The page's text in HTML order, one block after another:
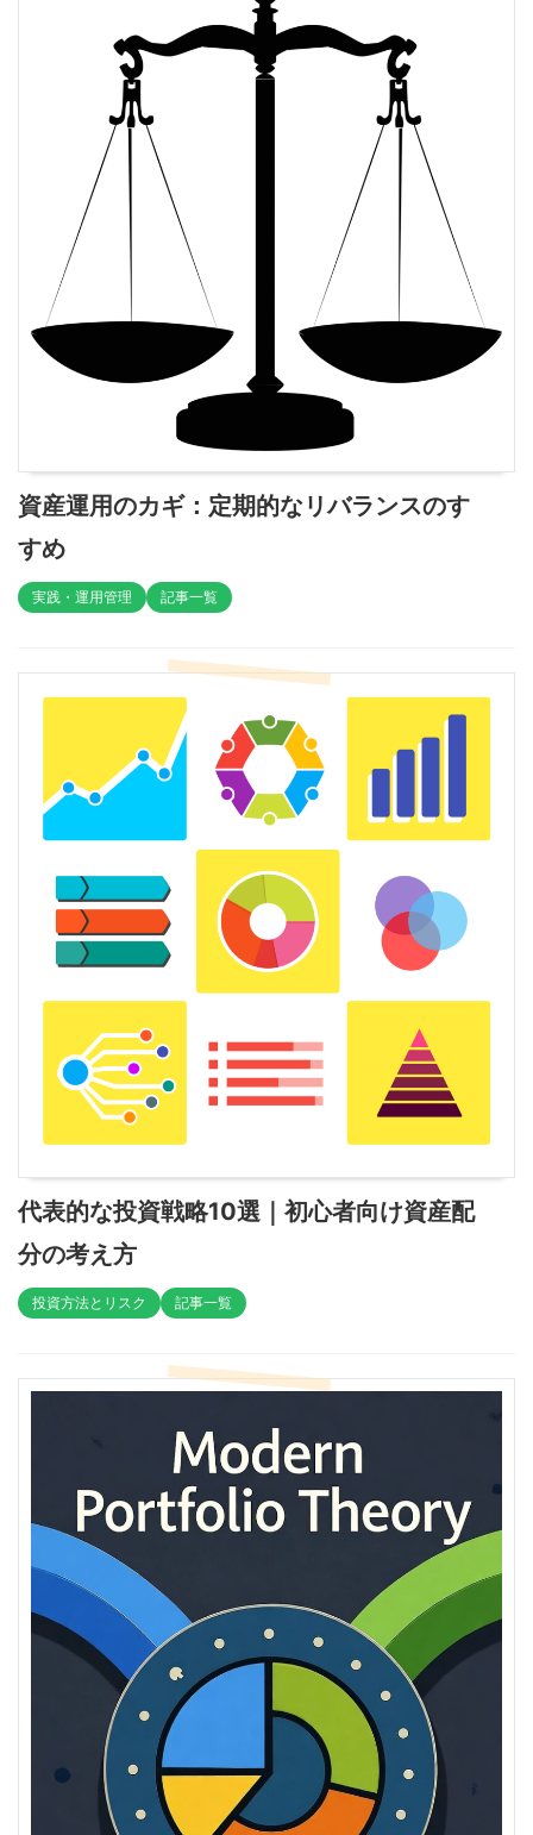
資産運用のカギ：定期的なリバランスのす
すめ
実践・運用管理 記事一覧
代表的な投資戦略10選｜初心者向け資産配
分の考え方
投資方法とリスク 記事一覧